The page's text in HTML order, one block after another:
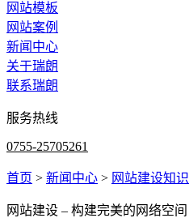
网站模板
网站案例
新闻中心
关于瑞朗
联系瑞朗
服务热线
0755-25705261
首页 > 新闻中心 > 网站建设知识
网站建设 – 构建完美的网络空间